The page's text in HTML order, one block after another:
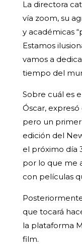
La directora
vía zoom, su
y académicas
Estamos
vamos a
tiempo del
Sobre cuál es
Óscar,
pero un primer
edición del
el próximo día
por lo que me
con películas
que tocará
la plataforma
film.